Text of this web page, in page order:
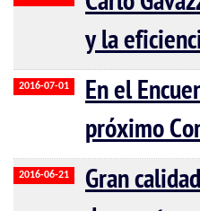
y la
2016-07-01
En el
próximo
2016-06-21
Gran